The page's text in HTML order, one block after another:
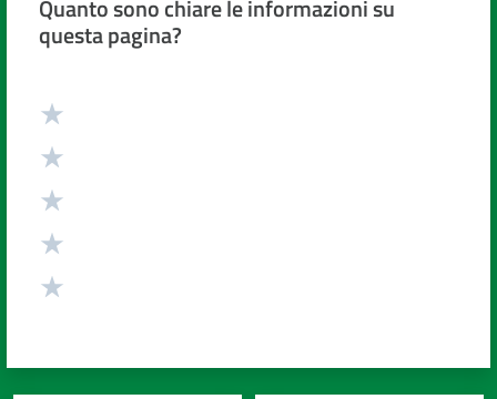
Quanto sono chiare le informazioni su
questa pagina?